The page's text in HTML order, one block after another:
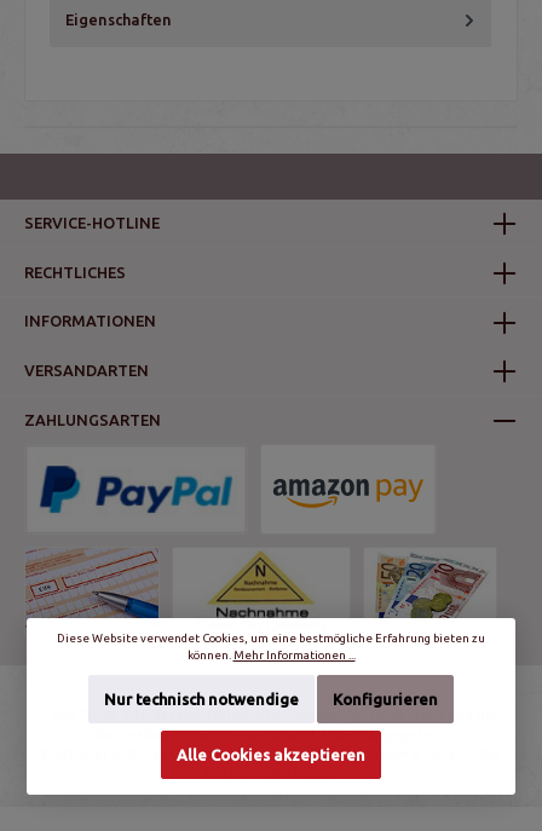
Eigenschaften
SERVICE-HOTLINE
RECHTLICHES
INFORMATIONEN
VERSANDARTEN
ZAHLUNGSARTEN
Nachnahmegebühren, wenn nicht anders angegeben.
© schalter-und-steckdosen.de | World Trading Net GmbH & Co. KG - Alle
Diese Website verwendet Cookies, um eine bestmögliche Erfahrung bieten zu
können. Mehr Informationen ...
Nur technisch notwendige Konfigurieren
Alle Cookies akzeptieren